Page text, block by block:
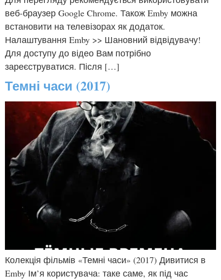
веб-браузер Google Chrome. Також Emby можна
встановити на телевізорах як додаток.
Налаштування Emby >> Шановний відвідувачу!
Для доступу до відео Вам потрібно
зареєструватися. Після […]
Темні часи (2017)
Колекція фільмів «Темні часи» (2017) Дивитися в
Emby Ім’я користувача: таке саме, як під час